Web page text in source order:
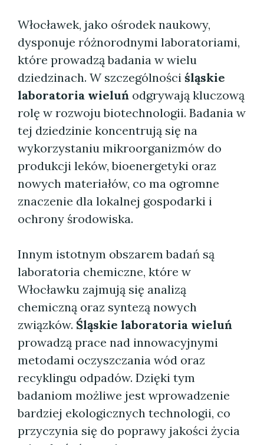
Włocławek, jako ośrodek naukowy,
dysponuje różnorodnymi laboratoriami,
które prowadzą badania w wielu
dziedzinach. W szczególności śląskie
laboratoria wieluń odgrywają kluczową
rolę w rozwoju biotechnologii. Badania w
tej dziedzinie koncentrują się na
wykorzystaniu mikroorganizmów do
produkcji leków, bioenergetyki oraz
nowych materiałów, co ma ogromne
znaczenie dla lokalnej gospodarki i
ochrony środowiska.
Innym istotnym obszarem badań są
laboratoria chemiczne, które w
Włocławku zajmują się analizą
chemiczną oraz syntezą nowych
związków. Śląskie laboratoria wieluń
prowadzą prace nad innowacyjnymi
metodami oczyszczania wód oraz
recyklingu odpadów. Dzięki tym
badaniom możliwe jest wprowadzenie
bardziej ekologicznych technologii, co
przyczynia się do poprawy jakości życia